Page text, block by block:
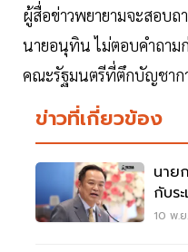
ผู้สื่อข่าวพยายามจะสอบถ
นายอนุทิน ไม่ตอบคำถาม
คณะรัฐมนตรีที่ตึกบัญชาก
ข่าวที่เกี่ยวข้อง
นาย
กับร
10 พ.